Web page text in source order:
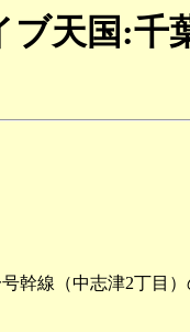
ブ天国:千
幹線（中志津2丁目